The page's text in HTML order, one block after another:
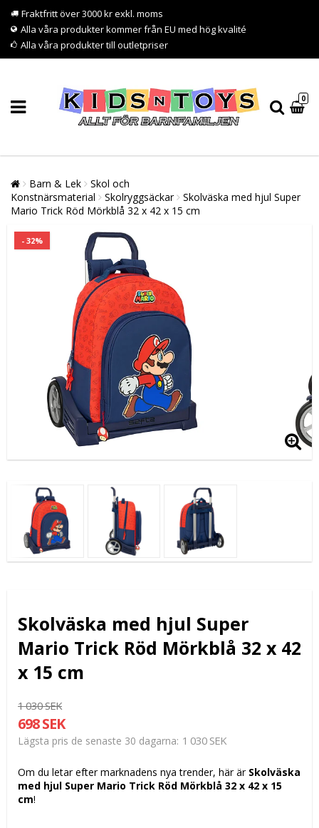
Fraktfritt över 3000 kr exkl. moms
Alla våra produkter kommer från EU med hög kvalité
Alla våra produkter till outletpriser
0
Barn & Lek
Skol och
Konstnärsmaterial
Skolryggsäckar
Skolväska med hjul Super
Mario Trick Röd Mörkblå 32 x 42 x 15 cm
- 32%
Skolväska med hjul Super
Mario Trick Röd Mörkblå 32 x 42
x 15 cm
1 030 SEK
698 SEK
Lägsta pris de senaste 30 dagarna 1 030 SEK
Om du letar efter marknadens nya trender, här är Skolväska
med hjul Super Mario Trick Röd Mörkblå 32 x 42 x 15
cm!